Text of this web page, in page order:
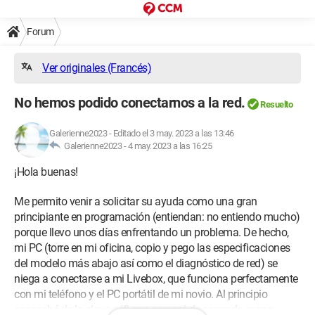
Forum
Ver originales (Francés)
No hemos podido conectarnos a la red. Resuelto
Galerienne2023- Editado el 3 may. 2023 a las 13:46
Galerienne2023 -4 may. 2023 a las 16:25
¡Hola buenas!
Me permito venir a solicitar su ayuda como una gran
principiante en programación (entiendan: no entiendo mucho)
porque llevo unos días enfrentando un problema. De hecho,
mi PC (torre en mi oficina, copio y pego las especificaciones
del modelo más abajo así como el diagnóstico de red) se
niega a conectarse a mi Livebox, que funciona perfectamente
con mi teléfono y el PC portátil de mi novio. Al principio
sospeché de la clave wifi que compré de segunda mano,